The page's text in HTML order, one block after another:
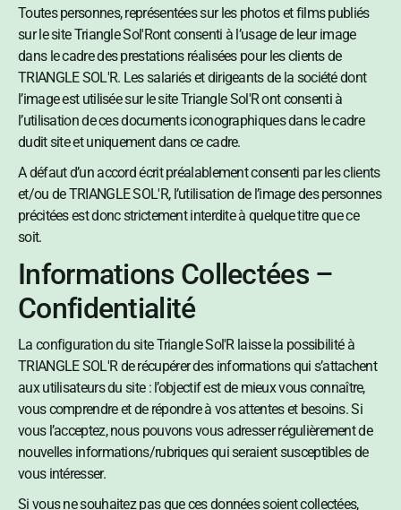
Toutes personnes, représentées sur les photos et films publiés
sur le site Triangle Sol'Ront consenti à l’usage de leur image
dans le cadre des prestations réalisées pour les clients de
TRIANGLE SOL'R. Les salariés et dirigeants de la société dont
l’image est utilisée sur le site Triangle Sol'R ont consenti à
l’utilisation de ces documents iconographiques dans le cadre
dudit site et uniquement dans ce cadre.
A défaut d’un accord écrit préalablement consenti par les clients
et/ou de TRIANGLE SOL'R, l’utilisation de l’image des personnes
précitées est donc strictement interdite à quelque titre que ce
soit.
Informations Collectées –
Confidentialité
La configuration du site Triangle Sol'R laisse la possibilité à
TRIANGLE SOL'R de récupérer des informations qui s’attachent
aux utilisateurs du site : l’objectif est de mieux vous connaître,
vous comprendre et de répondre à vos attentes et besoins. Si
vous l’acceptez, nous pouvons vous adresser régulièrement de
nouvelles informations/rubriques qui seraient susceptibles de
vous intéresser.
Si vous ne souhaitez pas que ces données soient collectées,